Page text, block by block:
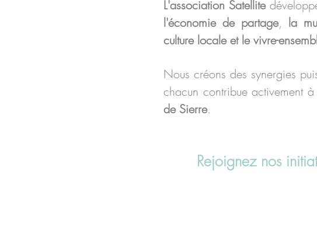
L'association Satellite
l'économie de partage, la
culture locale et le vivre-
Nous créons des synergies
chacun contribue activement à
de Sierre.
Rejoignez nos